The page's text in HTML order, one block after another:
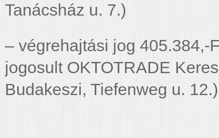
Tanácsház u. 7.)
– végrehajtási jog 405.384,-
jogosult OKTOTRADE
Budakeszi, Tiefenweg u. 12.)